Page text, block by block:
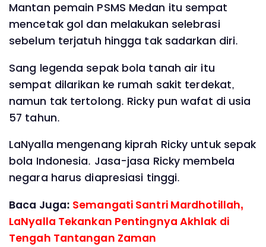
Mantan pemain PSMS Medan itu sempat
mencetak gol dan melakukan selebrasi
sebelum terjatuh hingga tak sadarkan diri.
Sang legenda sepak bola tanah air itu
sempat dilarikan ke rumah sakit terdekat,
namun tak tertolong. Ricky pun wafat di usia
57 tahun.
LaNyalla mengenang kiprah Ricky untuk sepak
bola Indonesia. Jasa-jasa Ricky membela
negara harus diapresiasi tinggi.
Baca Juga: Semangati Santri Mardhotillah,
LaNyalla Tekankan Pentingnya Akhlak di
Tengah Tantangan Zaman